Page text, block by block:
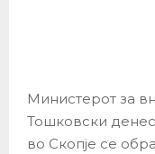
Министерот за
Тошковски
во Скопје се